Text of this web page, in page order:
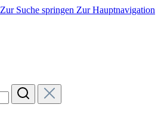
Zur Suche springen Zur Hauptnavigation